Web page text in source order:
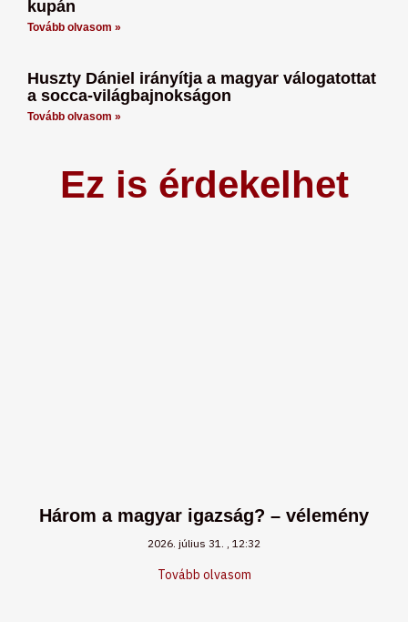
kupán
Tovább olvasom »
Huszty Dániel irányítja a magyar válogatottat
a socca-világbajnokságon
Tovább olvasom »
Ez is érdekelhet
Három a magyar igazság? – vélemény
2026. július 31. 12:32
Tovább olvasom